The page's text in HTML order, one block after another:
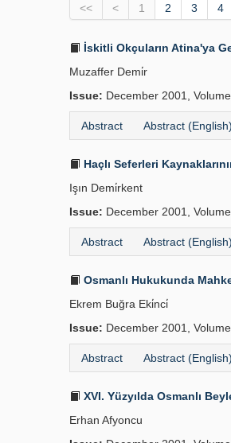
<< < 1 2 3 4
İskitli Okçuların Atina'ya
Muzaffer Demi̇r
Issue: December 2001,
Abstract Abstract (English)
Haçlı Seferleri
Işın Demi̇rkent
Issue: December 2001,
Abstract Abstract (English)
Osmanlı Hukukunda
Ekrem Buğra Eki̇nci̇
Issue: December 2001,
Abstract Abstract (English)
XVI. Yüzyılda Osmanlı
Erhan Afyoncu